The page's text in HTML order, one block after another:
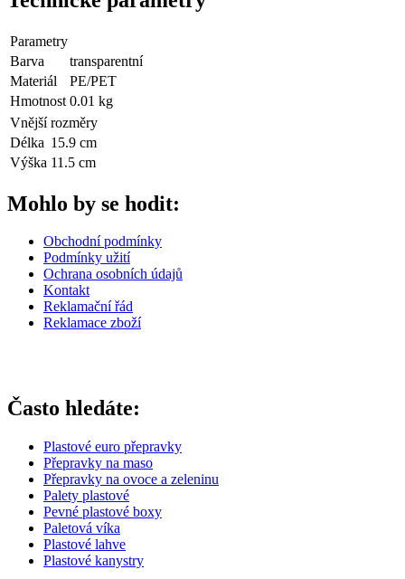
Parametry
Barva
transparentní
Materiál
PE/PET
Hmotnost 0.01 kg
Vnější rozměry
Délka 15.9 cm
Výška 11.5 cm
Mohlo by se hodit:
Obchodní podmínky
Podmínky užití
Ochrana osobních údajů
Kontakt
Reklamační řád
Reklamace zboží
Často hledáte:
Plastové euro přepravky
Přepravky na maso
Přepravky na ovoce a zeleninu
Palety plastové
Pevné plastové boxy
Paletová víka
Plastové lahve
Plastové kanystry